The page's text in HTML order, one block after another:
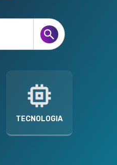
TECNOLOGIA